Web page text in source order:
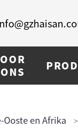
OOR
ONS
Ooste en Afrika